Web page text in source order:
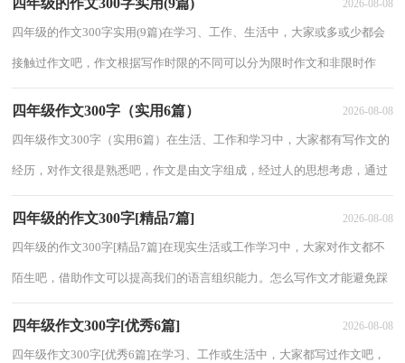
四年级的作文300字实用(9篇) 2026-08-08
四年级的作文300字实用(9篇)在学习、工作、生活中，大家或多或少都会
接触过作文吧，作文根据写作时限的不同可以分为限时作文和非限时作
四年级作文300字（实用6篇） 2026-08-08
四年级作文300字（实用6篇）在生活、工作和学习中，大家都有写作文的
经历，对作文很是熟悉吧，作文是由文字组成，经过人的思想考虑，通过
四年级的作文300字[精品7篇] 2026-08-08
四年级的作文300字[精品7篇]在现实生活或工作学习中，大家对作文都不
陌生吧，借助作文可以提高我们的语言组织能力。怎么写作文才能避免踩
四年级作文300字[优秀6篇] 2026-08-08
四年级作文300字[优秀6篇]在学习、工作或生活中，大家都写过作文吧，